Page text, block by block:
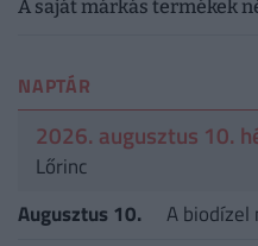
A saját márkás termékek
NAPTÁR
2026. augusztus 10.
Lőrinc
Augusztus 10.
A biodízel